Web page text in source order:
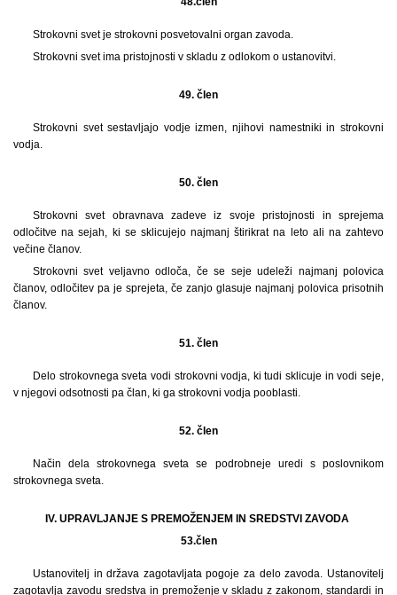
Strokovni svet je strokovni posvetovalni organ zavoda.
Strokovni svet ima pristojnosti v skladu z odlokom o ustanovitvi.
49. člen
Strokovni svet sestavljajo vodje izmen, njihovi namestniki in strokovni
vodja.
50. člen
Strokovni svet obravnava zadeve iz svoje pristojnosti in sprejema
odločitve na sejah, ki se sklicujejo najmanj štirikrat na leto ali na zahtevo
večine članov.
Strokovni svet veljavno odloča, če se seje udeleži najmanj polovica
članov, odločitev pa je sprejeta, če zanjo glasuje najmanj polovica prisotnih
članov.
51. člen
Delo strokovnega sveta vodi strokovni vodja, ki tudi sklicuje in vodi seje,
v njegovi odsotnosti pa član, ki ga strokovni vodja pooblasti.
52. člen
Način dela strokovnega sveta se podrobneje uredi s poslovnikom
strokovnega sveta.
IV. UPRAVLJANJE S PREMOŽENJEM IN SREDSTVI ZAVODA
53.člen
Ustanovitelj in država zagotavljata pogoje za delo zavoda. Ustanovitelj
zagotavlja zavodu sredstva in premoženje v skladu z zakonom, standardi in